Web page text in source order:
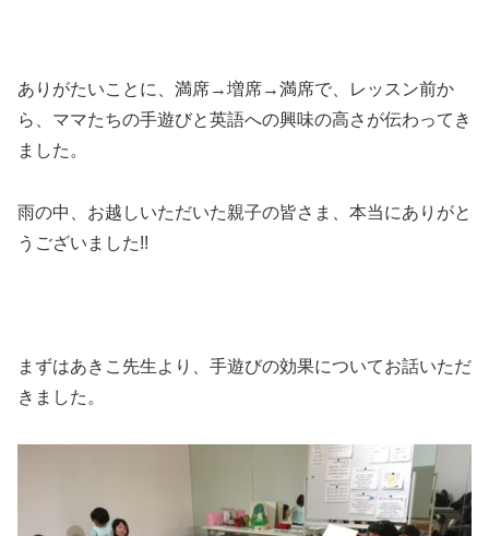
ありがたいことに、満席→増席→満席で、レッスン前か
ら、ママたちの手遊びと英語への興味の高さが伝わってき
ました。
雨の中、お越しいただいた親子の皆さま、本当にありがと
うございました!!
まずはあきこ先生より、手遊びの効果についてお話いただ
きました。